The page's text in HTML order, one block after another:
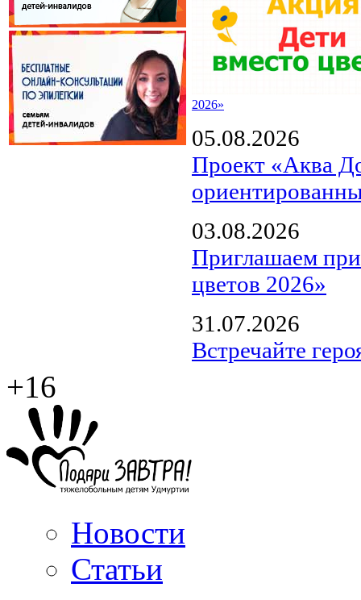
2026»
05.08.2026
Проект «Аква
03.08.2026
Приглашаем
цветов 2026»
31.07.2026
Встречайте
+16
Новости
Статьи